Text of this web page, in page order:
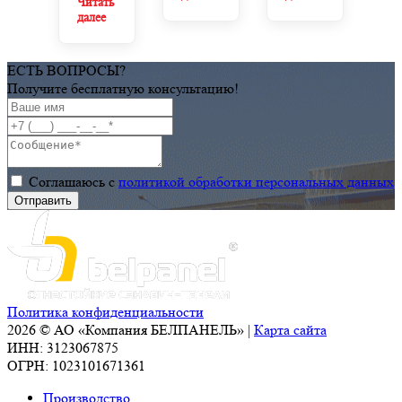
машиностроение
введен
эксплуатацию!
далее
РАЗВИВАЕТСЯ
ЕСТЬ ВОПРОСЫ?
Получите бесплатную консультацию!
Соглашаюсь с политикой обработки персональных данных
Политика конфиденциальности
2026 © АО «Компания БЕЛПАНЕЛЬ» | Карта сайта
ИНН: 3123067875
ОГРН: 1023101671361
Производство